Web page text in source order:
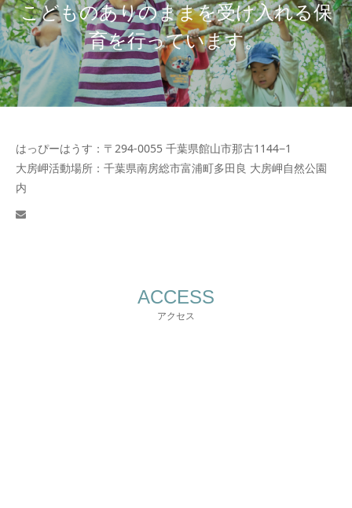
こどものありのままを受け入れる保
育を行っています。
はっぴーはうす：〒294-0055 千葉県館山市那古1144−1
大房岬活動場所：千葉県南房総市富浦町多田良 大房岬自然公園
内
ACCESS
アクセス